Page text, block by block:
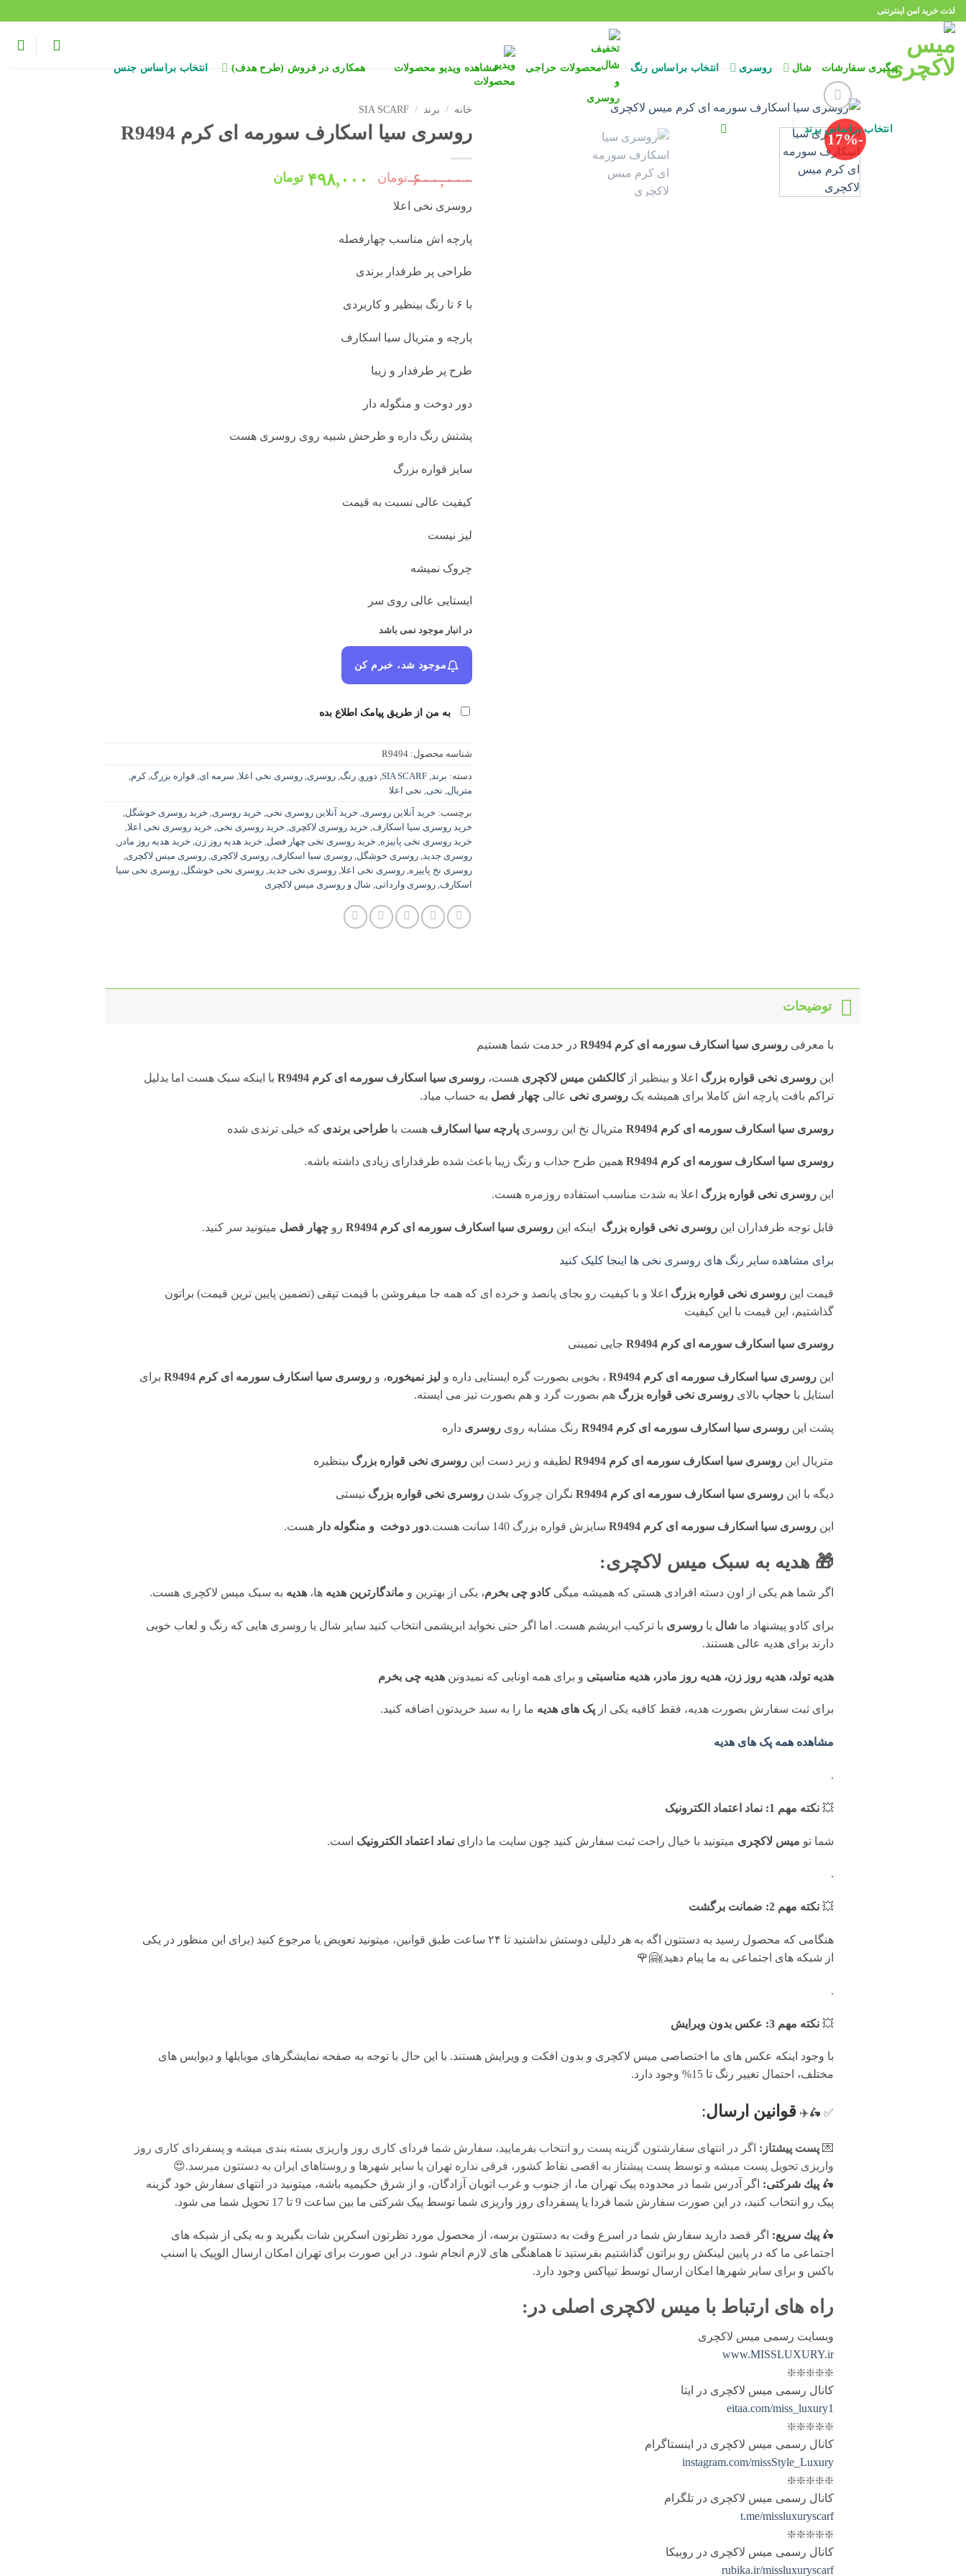
Skip
content
لذت خرید امن اینترنتی
پیگیری سفارشات شال روسری انتخاب براساس رنگ محصولات حراجی مشاهده ویدیو محصولات همکاری در فروش (طرح هدف) انتخاب براساس جنس
انتخاب براساس برند
-17%
خانه / برند /
SIA SCARF
روسری سیا اسکارف سورمه ای کرم R9494
۶۰۰,۰۰۰ تومان
قیمت
بود.
۴۹۸,۰۰۰ تومان
روسری نخی اعلا
پارچه اش مناسب چهارفصله
طراحی پر طرفدار برندی
با ۶ تا رنگ بینظیر و کاربردی
پارچه و متریال سیا اسکارف
طرح پر طرفدار و زیبا
دور دوخت و منگوله دار
پشتش رنگ داره و طرحش شبیه روی روسری هست
سایز قواره بزرگ
کیفیت عالی نسبت به قیمت
لیز نیست
چروک نمیشه
ایستایی عالی روی سر
در انبار موجود نمی باشد
موجود شد، خبرم کن
به من از طریق پیامک اطلاع بده
شناسه محصول: R9494
دسته: برند,
SIA SCARF
, دورو, رنگ, روسری, روسری نخی اعلا, سرمه ای, قواره بزرگ, کرم,
متریال, نخی, نخی اعلا
برچسب: خرید آنلاین روسری, خرید آنلاین روسری نخی, خرید روسری, خرید روسری خوشگل,
خرید روسری سیا اسکارف, خرید روسری لاکچری, خرید روسری نخی, خرید روسری نخی اعلا,
خرید روسری نخی پاییزه, خرید روسری نخی چهار فصل, خرید هدیه روز زن, خرید هدیه روز مادر ,
روسری جدید, روسری خوشگل, روسری سیا اسکارف, روسری لاکچری, روسری میس لاکچری,
روسری نخ پاییزه, روسری نخی اعلا, روسری نخی جدید, روسری نخی خوشگل, روسری نخی سیا
اسکارف, روسری وارداتی, شال و روسری میس لاکچری
توضیحات
با معرفی روسری سیا اسکارف سورمه ای کرم R9494 در خدمت شما هستیم
این روسری نخی قواره بزرگ اعلا و بینظیر ازکالکشن میس لاکچری هست، روسری سیا اسکارف سورمه ای کرم R9494
با اینکه سبک هست اما بدلیل
تراکم بافت پارچه اش کاملا برای همیشه یک روسری نخی عالی چهار فصل به حساب میاد.
روسری سیا اسکارف سورمه ای کرم R9494 متریال نخ این روسری پارچه سیا اسکارف هست با طراحی برندی که خیلی ترندی شده
روسری سیا اسکارف سورمه ای کرم R9494 همین طرح جذاب و رنگ زیبا باعث شده طرفدارای زیادی داشته باشه.
این روسری نخی قواره بزرگ اعلا به شدت مناسب استفاده روزمره هست.
قابل توجه طرفداران این روسری نخی قواره بزرگ اینکه این روسری سیا اسکارف سورمه ای کرم R9494 رو چهار فصل میتونید سر کنید.
برای مشاهده سایر رنگ های روسری نخی ها اینجا کلیک کنید
قیمت این روسری نخی قواره بزرگ
اعلا و با کیفیت رو بجای پانصد و خرده ای که همه جا میفروشن با قیمت تپقی (تضمین پایین ترین قیمت) براتون
گذاشتیم، این قیمت با این کیفیت
روسری سیا اسکارف سورمه ای کرم R9494 جایی نمیبنی
این روسری سیا اسکارف سورمه ای کرم R9494 ، بخوبی بصورت گره ایستایی داره و لیز نمیخوره، و روسری سیا اسکارف سورمه ای کرم R9494
برای
استایل با حجاب بالای روسری نخی قواره بزرگ هم بصورت گرد و هم بصورت تیز می ایسته.
پشت این روسری سیا اسکارف سورمه ای کرم R9494 رنگ مشابه روی روسری داره
متریال این روسری سیا اسکارف سورمه ای کرم R9494 لطیفه و زیر دست این روسری نخی قواره بزرگ بینظیره
دیگه با این روسری سیا اسکارف سورمه ای کرم R9494 نگران چروک شدن روسری نخی قواره بزرگ نیستی
این روسری سیا اسکارف سورمه ای کرم R9494 سایزش قواره بزرگ 140 سانت هست. دور دوخت و منگوله دار هست.
🎁 هدیه به سبک میس لاکچری:
اگر شما هم یکی از اون دسته افرادی هستی که همیشه میگیکادو چی بخرم، یکی از بهترین و ماندگارترین هدیه ها، هدیه به سبک میس لاکچری هست.
برای کادو پیشنهاد ما شال یا روسری با ترکیب ابریشم هست. اما اگر حتی نخواید ابریشمی انتخاب کنید سایر شال یا روسری هایی که رنگ و لعاب خوبی
دارند برای هدیه عالی هستند.
هدیه تولد، هدیه روز زن، هدیه روز مادر، هدیه مناسبتی و برای همه اونایی که نمیدونن هدیه چی بخرم
برای ثبت سفارش بصورت هدیه، فقط کافیه یکی از پک های هدیه ما را به سبد خریدتون اضافه کنید.
مشاهده همه پک های هدیه
.
💥 نکته مهم 1: نماد اعتماد الکترونیک
شما تو میس لاکچری میتونید با خیال راحت ثبت سفارش کنید چون سایت ما دارای نماد اعتماد الکترونیک است.
.
💥 نکته مهم 2: ضمانت برگشت
هنگامی که محصول رسید به دستتون اگه به هر دلیلی دوستش نداشتید تا ۲۴ ساعت طبق قوانین، میتونید تعویض یا مرجوع کنید (برای این منظور در یکی
از شبکه های اجتماعی به ما پیام دهید)🤗🌹
.
💥 نکته مهم 3: عکس بدون ویرایش
با وجود اینکه عکس های ما اختصاصی میس لاکچری و بدون افکت و ویرایش هستند. با این حال با توجه به صفحه نمایشگرهای موبایلها و دیوایس های
مختلف، احتمال تغییر رنگ تا 15% وجود دارد.
✅ 🛵✈️ قوانين ارسال:
💌 پست پیشتاز: اگر در انتهای سفارشتون گزینه پست رو انتخاب بفرمایید، سفارش شما فردای کاری روز واریزی بسته بندی میشه و پسفردای کاری روز
واریزی تحویل پست میشه و توسط پست پیشتاز به اقصی نقاط کشور، فرقی نداره تهران یا سایر شهرها و روستاهای ایران به دستتون میرسد.😍
🛵 پيك شرکتی: اگر آدرس شما در محدوده پیک تهران ما، از جنوب و غرب اتوبان آزادگان، و از شرق حکیمیه باشه، میتونید در انتهای سفارش خود گزینه
پیک رو انتخاب کنید، در این صورت سفارش شما فردا یا پسفردای روز واريزى شما توسط پیک شرکتی ما بين ساعت 9 تا 17 تحويل شما مى شود.
🛵 پيك سریع: اگر قصد دارید سفارش شما در اسرع وقت به دستتون برسه، از محصول مورد نظرتون اسکرین شات بگیرید و به یکی از شبکه های
اجتماعی ما که در پایین لینکش رو براتون گذاشتیم بفرستید تا هماهنگی های لازم انجام شود. در این صورت برای تهران امکان ارسال الوپیک یا اسنپ
باکس و برای سایر شهرها امکان ارسال توسط تیپاکس وجود دارد.
راه های ارتباط با میس لاکچری اصلی در:
وبسایت رسمی میس لاکچری
www.MISSLUXURY.ir
❇️❇️❇️❇️❇️
کانال رسمی میس لاکچری در ایتا
eitaa.com/miss_luxury1
❇️❇️❇️❇️❇️
کانال رسمی میس لاکچری در اینستاگرام
instagram.com/missStyle_Luxury
❇️❇️❇️❇️❇️
کانال رسمی میس لاکچری در تلگرام
t.me/missluxuryscarf
❇️❇️❇️❇️❇️
کانال رسمی میس لاکچری در روبیکا
rubika.ir/missluxuryscarf